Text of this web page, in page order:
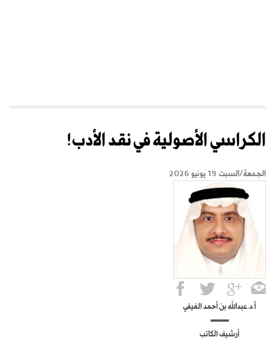
الكراسي الأصولية في نقد الأدب!
الجمعة/السبت 19 يونيو 2026
أ.د.عبدالله بن أحمد الفيفي
أرشيف الكاتب